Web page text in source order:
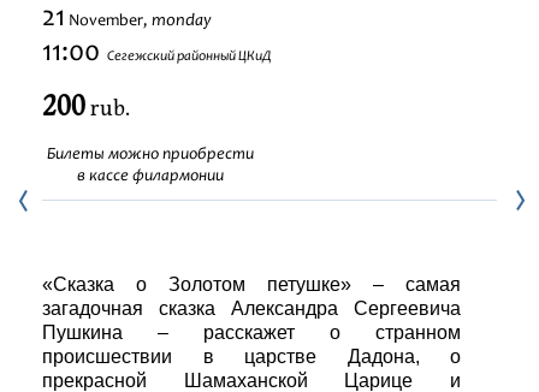
Festivals
21 November, monday
11:00 Сегежский районный ЦКиД
200rub.
Билеты можно приобрести
в кассе филармонии
«Сказка о Золотом петушке» – самая
загадочная сказка Александра Сергеевича
Пушкина – расскажет о странном
происшествии в царстве Дадона, о
прекрасной Шамаханской Царице и